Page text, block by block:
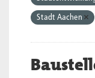
Stadt Aachen